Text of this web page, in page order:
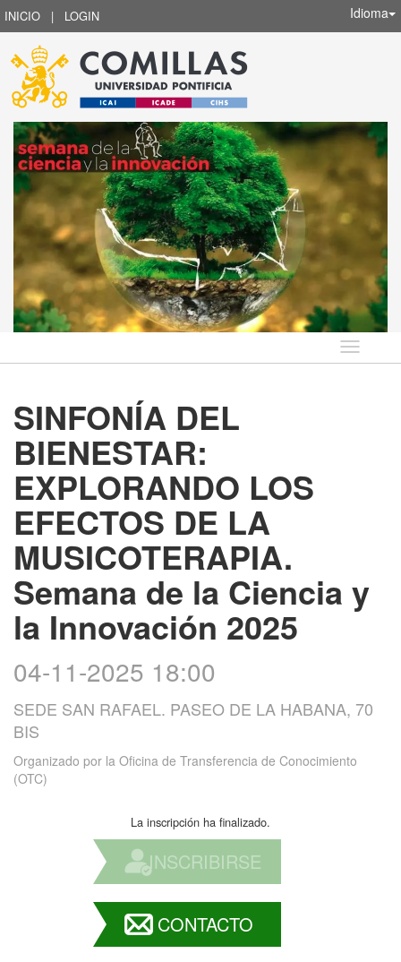
INICIO | LOGIN Idioma
Idioma
SINFONÍA DEL
BIENESTAR:
EXPLORANDO LOS
EFECTOS DE LA
MUSICOTERAPIA.
Semana de la Ciencia y
la Innovación 2025
04-11-2025 18:00
SEDE SAN RAFAEL. PASEO DE LA HABANA, 70
BIS
Organizado por la Oficina de Transferencia de Conocimiento
(OTC)
La inscripción ha finalizado.
INSCRIBIRSE
CONTACTO